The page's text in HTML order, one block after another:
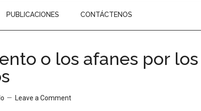
PUBLICACIONES CONTÁCTENOS
o los afanes por los
Leave a Comment